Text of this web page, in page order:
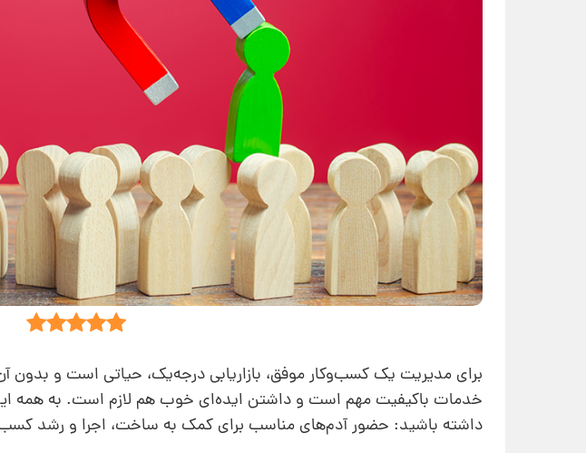
برای مدیریت یک کسب‌و‌کار موفق، بازاریابی درجه‌یک، حیاتی است و
خدمات باکیفیت مهم است و داشتن ایده‌ای خوب هم لازم است. به همه
داشته باشید: حضور آدم‌های مناسب برای کمک به ساخت، اجرا و رشد